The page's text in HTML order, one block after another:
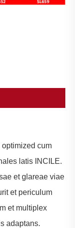
cum
latis INCILE.
et glareae viae
et periculum
et multiplex
adaptans.